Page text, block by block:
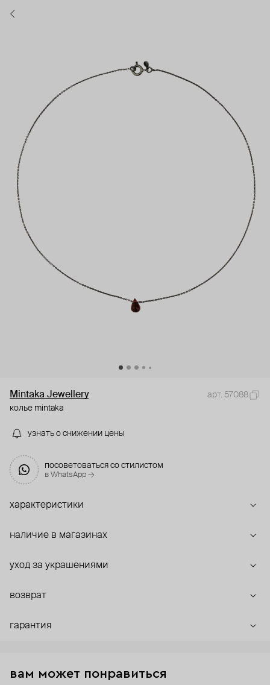
Mintaka Jewellery
арт. 57088
колье mintaka
узнать о снижении цены
посоветоваться со стилистом
в WhatsApp →
характеристики
наличие в магазинах
уход за украшениями
возврат
гарантия
вам может понравиться